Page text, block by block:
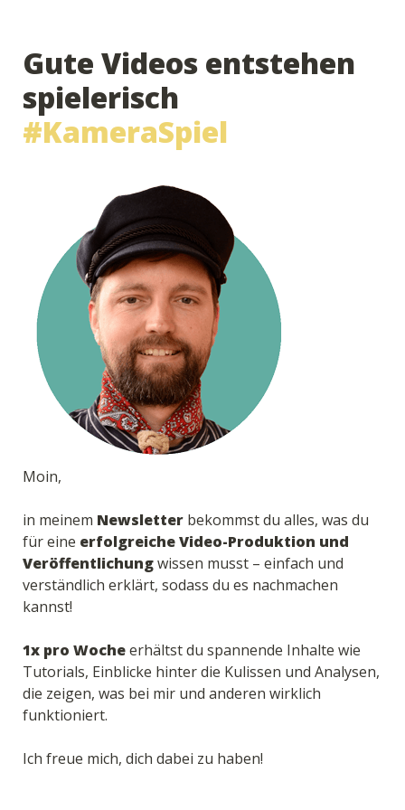
Gute Videos entstehen
#KameraSpiel
Moin,
in meinem Newsletter bekommst du alles, was du
für eine erfolgreiche Video-Produktion und
Veröffentlichung wissen musst – einfach und
verständlich erklärt, sodass du es nachmachen
kannst!
1x pro Woche erhältst du spannende Inhalte wie
Tutorials, Einblicke hinter die Kulissen und Analysen,
die zeigen, was bei mir und anderen wirklich
funktioniert.
Ich freue mich, dich dabei zu haben!